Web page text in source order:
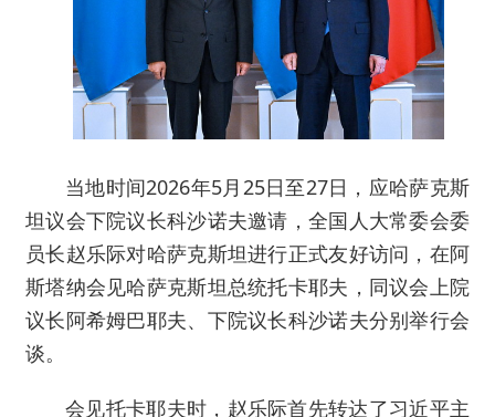
当地时间2026年5月25日至27日，应哈萨克斯
坦议会下院议长科沙诺夫邀请，全国人大常委会委
员长赵乐际对哈萨克斯坦进行正式友好访问，在阿
斯塔纳会见哈萨克斯坦总统托卡耶夫，同议会上院
议长阿希姆巴耶夫、下院议长科沙诺夫分别举行会
谈。
会见托卡耶夫时，赵乐际首先转达了习近平主